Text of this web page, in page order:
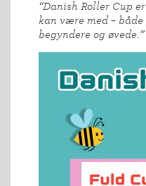
“Danish Roller Cup
kan være med – både
begyndere og øvede.”